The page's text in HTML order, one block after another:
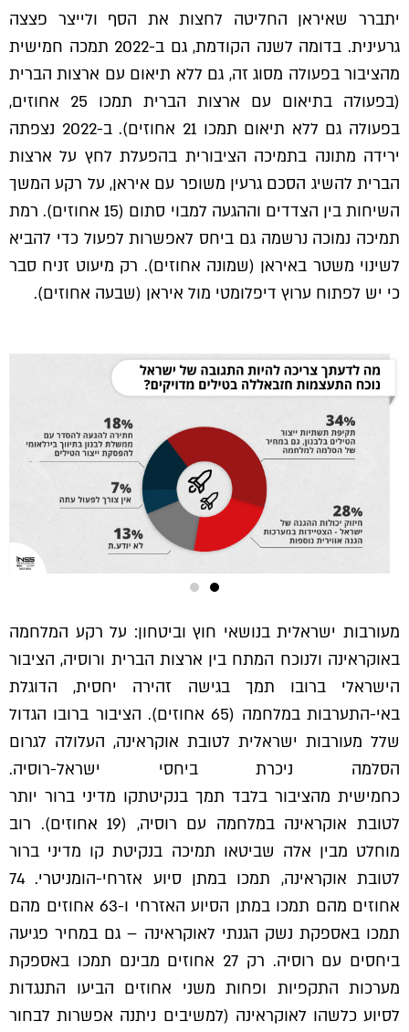
יתברר שאיראן החליטה לחצות את הסף ולייצר פצצה
גרעינית. בדומה לשנה הקודמת, גם ב-2022 תמכה חמישית
מהציבור בפעולה מסוג זה, גם ללא תיאום עם ארצות הברית
(בפעולה בתיאום עם ארצות הברית תמכו 25 אחוזים,
בפעולה גם ללא תיאום תמכו 21 אחוזים). ב-2022 נצפתה
ירידה מתונה בתמיכה הציבורית בהפעלת לחץ על ארצות
הברית להשיג הסכם גרעין משופר עם איראן, על רקע המשך
השיחות בין הצדדים וההגעה למבוי סתום (15 אחוזים). רמת
תמיכה נמוכה נרשמה גם ביחס לאפשרות לפעול כדי להביא
לשינוי משטר באיראן (שמונה אחוזים). רק מיעוט זניח סבר
כי יש לפתוח ערוץ דיפלומטי מול איראן (שבעה אחוזים).
מעורבות ישראלית בנושאי חוץ וביטחון: על רקע המלחמה
באוקראינה ולנוכח המתח בין ארצות הברית ורוסיה, הציבור
הישראלי ברובו תמך בגישה זהירה יחסית, הדוגלת
באי-התערבות במלחמה (65 אחוזים). הציבור ברובו הגדול
שלל מעורבות ישראלית לטובת אוקראינה, העלולה לגרום
הסלמה ניכרת ביחסי ישראל-רוסיה.
כחמישית מהציבור בלבד תמך בנקיטתקו מדיני ברור יותר
לטובת אוקראינה במלחמה עם רוסיה, (19 אחוזים). רוב
מוחלט מבין אלה שביטאו תמיכה בנקיטת קו מדיני ברור
לטובת אוקראינה, תמכו במתן סיוע אזרחי-הומניטרי. 74
אחוזים מהם תמכו במתן הסיוע האזרחי ו-63 אחוזים מהם
תמכו באספקת נשק הגנתי לאוקראינה – גם במחיר פגיעה
ביחסים עם רוסיה. רק 27 אחוזים מבינם תמכו באספקת
מערכות התקפיות ופחות משני אחוזים הביעו התנגדות
לסיוע כלשהו לאוקראינה (למשיבים ניתנה אפשרות לבחור